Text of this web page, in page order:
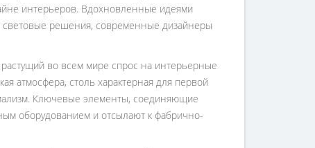
интерьеров. Вдохновленные идеями
решения, современные дизайнеры
во всем мире спрос на интерьерные
атмосфера, столь характерная для первой
Ключевые элементы, соединяющие
оборудованием и отсылают к фабрично-